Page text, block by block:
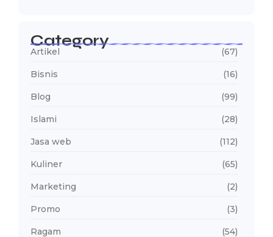
Category
Artikel (67)
Bisnis (16)
Blog (99)
Islami (28)
Jasa web (112)
Kuliner (65)
Marketing (2)
Promo (3)
Ragam (54)